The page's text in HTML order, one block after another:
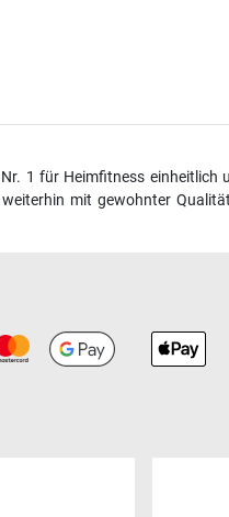
1 für Heimfitness
mit gewohnter